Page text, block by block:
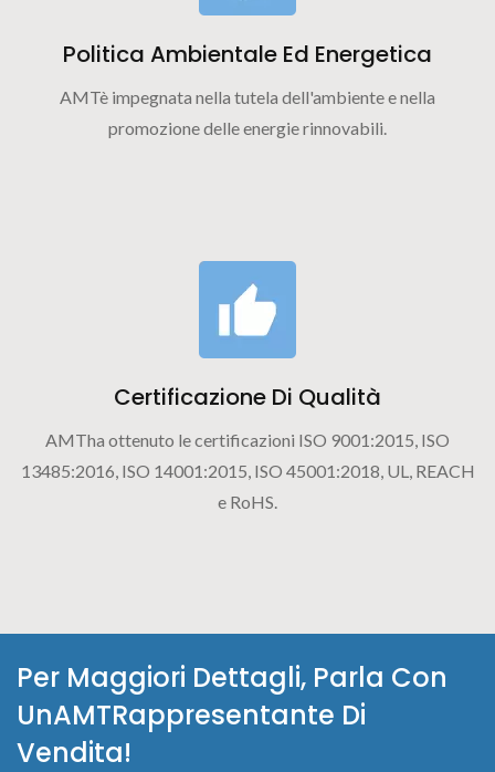
Politica Ambientale Ed Energetica
AMTè impegnata nella tutela dell'ambiente e nella
promozione delle energie rinnovabili.
Certificazione Di Qualità
AMTha ottenuto le certificazioni ISO 9001:2015, ISO
13485:2016, ISO 14001:2015, ISO 45001:2018, UL, REACH
e RoHS.
Per Maggiori Dettagli, Parla Con
UnAMTRappresentante Di
Vendita!